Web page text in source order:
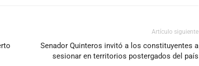
Artículo siguiente
Senador Quinteros invitó a los constituyentes a
sesionar en territorios postergados del país